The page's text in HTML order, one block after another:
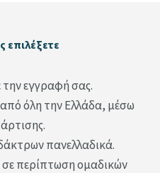
επιλέξετε
εγγραφή σας.
όλη την Ελλάδα, μέσω
πανελλαδικά.
περίπτωση ομαδικών